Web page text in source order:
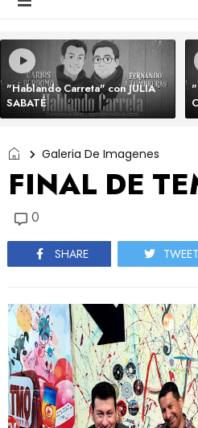
"Hablando Carreta" con JULIA
SABATÉ
Galeria De Imagenes
FINAL DE
0
SHARE TWEET